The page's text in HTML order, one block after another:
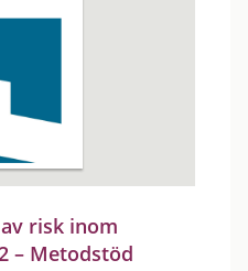
risk inom
– Metodstöd